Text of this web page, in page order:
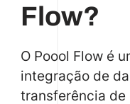
Flow?
O Poool Flow é
integração de
transferência